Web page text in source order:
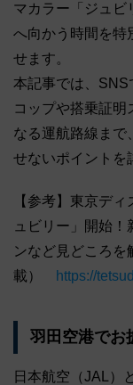
マカラー「ジュビ
へ向かう時間を特
せます。
本記事では、SNS
コップや搭乗証
なる運航路線まで
せないポイントを
【参考】東京デ
ュビリー」開始
ンなど見どころ
載）
https://
羽田空港でお
日本航空（JAL）